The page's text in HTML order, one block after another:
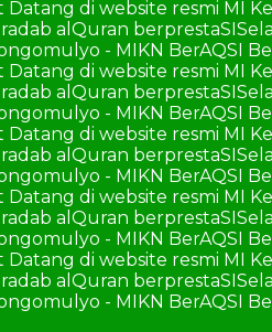
Datang di website resmi MI
alQuran berprestaSI
- MIKN BerAQSI
Datang di website resmi MI
alQuran berprestaSI
- MIKN BerAQSI
Datang di website resmi MI
alQuran berprestaSI
- MIKN BerAQSI
Datang di website resmi MI
alQuran berprestaSI
- MIKN BerAQSI
Datang di website resmi MI
alQuran berprestaSI
- MIKN BerAQSI